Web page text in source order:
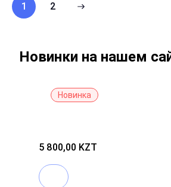
1 2
Новинки на нашем
Новинка
кожи
коллагеном
medicube
5 800,00 KZT
Нет в наличии